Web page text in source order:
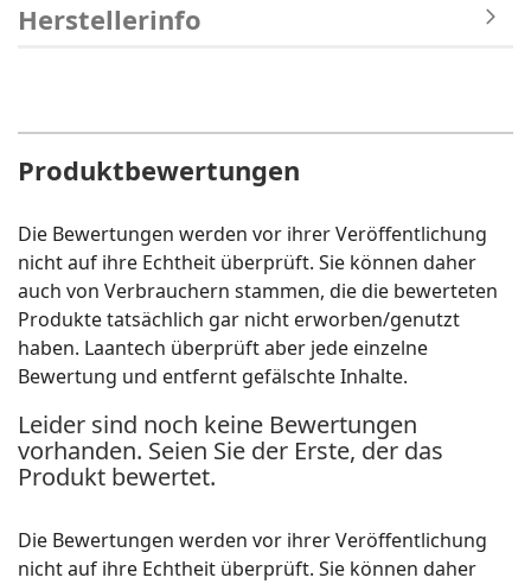
Herstellerinfo
Produktbewertungen
Die Bewertungen werden vor ihrer Veröffentlichung
nicht auf ihre Echtheit überprüft. Sie können daher
auch von Verbrauchern stammen, die die bewerteten
Produkte tatsächlich gar nicht erworben/genutzt
haben. Laantech überprüft aber jede einzelne
Bewertung und entfernt gefälschte Inhalte.
Leider sind noch keine Bewertungen
vorhanden. Seien Sie der Erste, der das
Produkt bewertet.
Die Bewertungen werden vor ihrer Veröffentlichung
nicht auf ihre Echtheit überprüft. Sie können daher